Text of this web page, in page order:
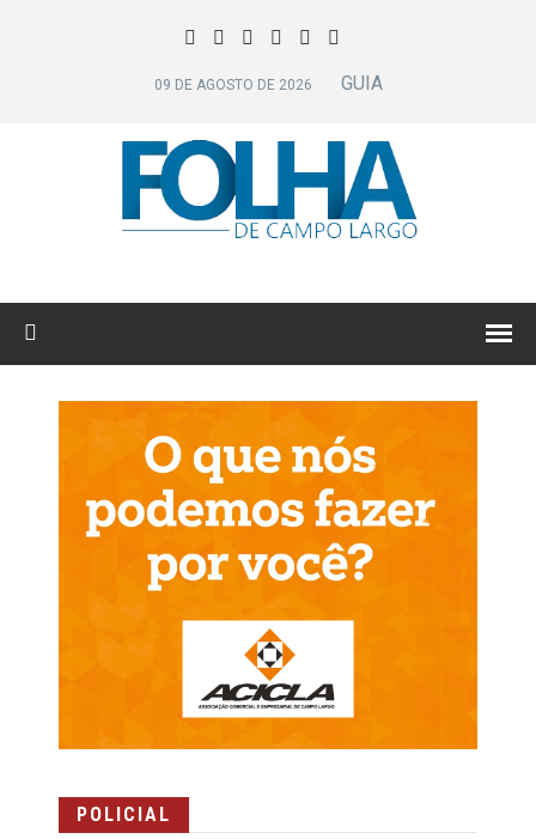
09 DE AGOSTO DE 2026 GUIA
POLICIAL